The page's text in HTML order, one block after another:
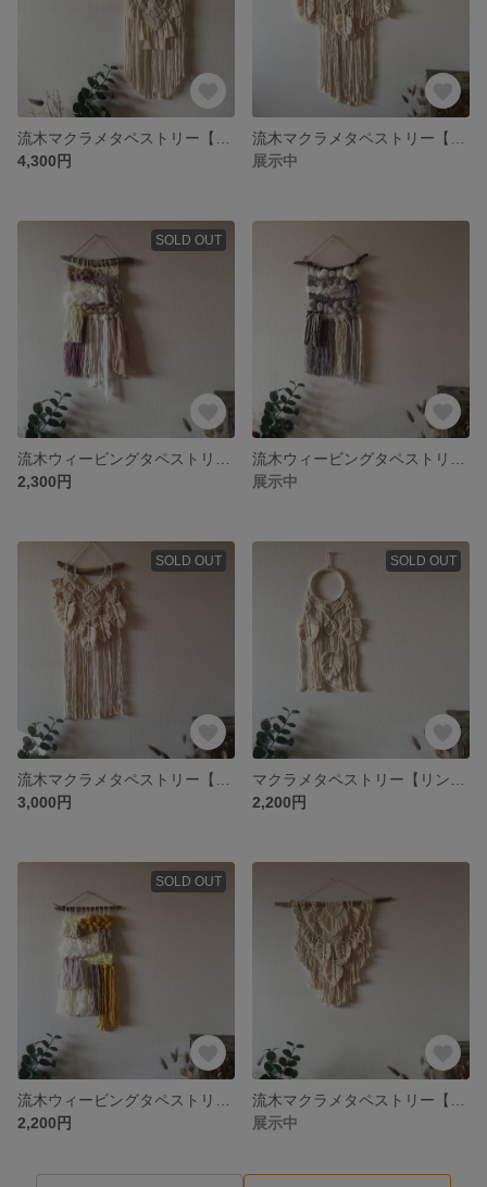
4,300円
展示中
SOLD OUT
2,300円
展示中
SOLD OUT
3,000円
SOLD OUT
2,200円
SOLD OUT
2,200円
展示中